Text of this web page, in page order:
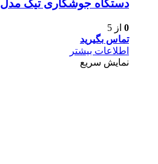
دستگاه جوشکاری تیگ مدل PSQ 400 AC/DC
0 از 5
تماس بگیرید
اطلاعات بیشتر
نمایش سریع